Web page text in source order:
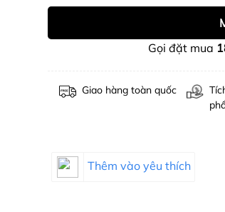
Gọi đặt mua
Giao hàng toàn quốc
Thêm vào yêu thích